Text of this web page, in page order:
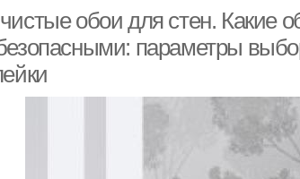
обои для стен. Какие
параметры